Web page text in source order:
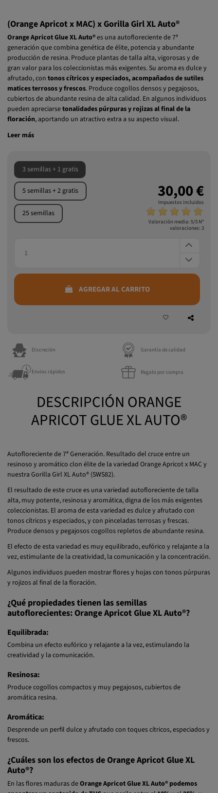
(Orange Apricot x MAC) x Gorilla Girl XL Auto®
Orange Apricot Glue XL Auto®es una autofloreciente de 7ª
generación que combina genética de élite, potencia y abundante
producción de resina. Produce plantas de talla alta, vigorosas y de
gran valor para los coleccionistas más exigentes. Su aroma es dulce y
afrutado, con tonos cítricos y especiados, acompañados de sutiles
matices terrosos y frescos. Produce cogollos densos y pegajosos,
cubiertos de abundante resina de alta calidad. En algunos individuos
pueden apreciarsetonalidades púrpuras y rojizas al final de la
floración, aportando un atractivo extra a su aspecto visual.
Leer más
3 semillas + 1 gratis
5 semillas + 2 gratis
25 semillas
30,00 €
Impuestos incluidos
Valoración media: 5/5 Nº
valoraciones: 3
AGREGAR AL CARRITO
Discreción Garantía de calidad
Envíos rápidos Regalo por compra
DESCRIPCIÓN ORANGE
APRICOT GLUE XL AUTO®
Autofloreciente de 7ª Generación. Resultado del cruce entre un
resinoso y aromático clon élite de la variedad Orange Apricot x MAC y
nuestra Gorilla Girl XL Auto® (SWS82).
El resultado de este cruce es una variedad autofloreciente de talla
alta, muy potente, resinosa y aromática, digna de los más exigentes
coleccionistas. El aroma de esta variedad es dulce y afrutado con
tonos cítricos y especiados, y con pinceladas terrosas y frescas.
Produce densos y pegajosos cogollos repletos de abundante resina.
El efecto de esta variedad es muy equilibrado, eufórico y relajante a la
vez, estimulante de la creatividad, la comunicación y la concentración.
Algunos individuos pueden mostrar flores y hojas con tonos púrpuras
y rojizos al final de la floración.
¿Qué propiedades tienen las semillas
autoflorecientes: Orange Apricot Glue XL Auto®?
Equilibrada:
Combina un efecto eufórico y relajante a la vez, estimulando la
creatividad y la comunicación.
Resinosa:
Produce cogollos compactos y muy pegajosos, cubiertos de
aromática resina.
Aromática:
Desprende un perfil dulce y afrutado con toques cítricos, especiados y
frescos.
¿Cuáles son los efectos de Orange Apricot Glue XL
Auto®?
En las flores maduras deOrange Apricot Glue XL Auto® podemos